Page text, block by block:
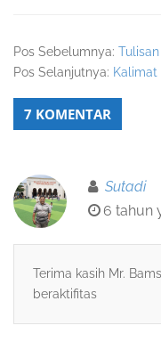
Pos Sebelumnya:
Pos Selanjutnya: Kalimat
7 KOMENTAR
Sutadi
6 tahun
Terima kasih Mr.
beraktifitas